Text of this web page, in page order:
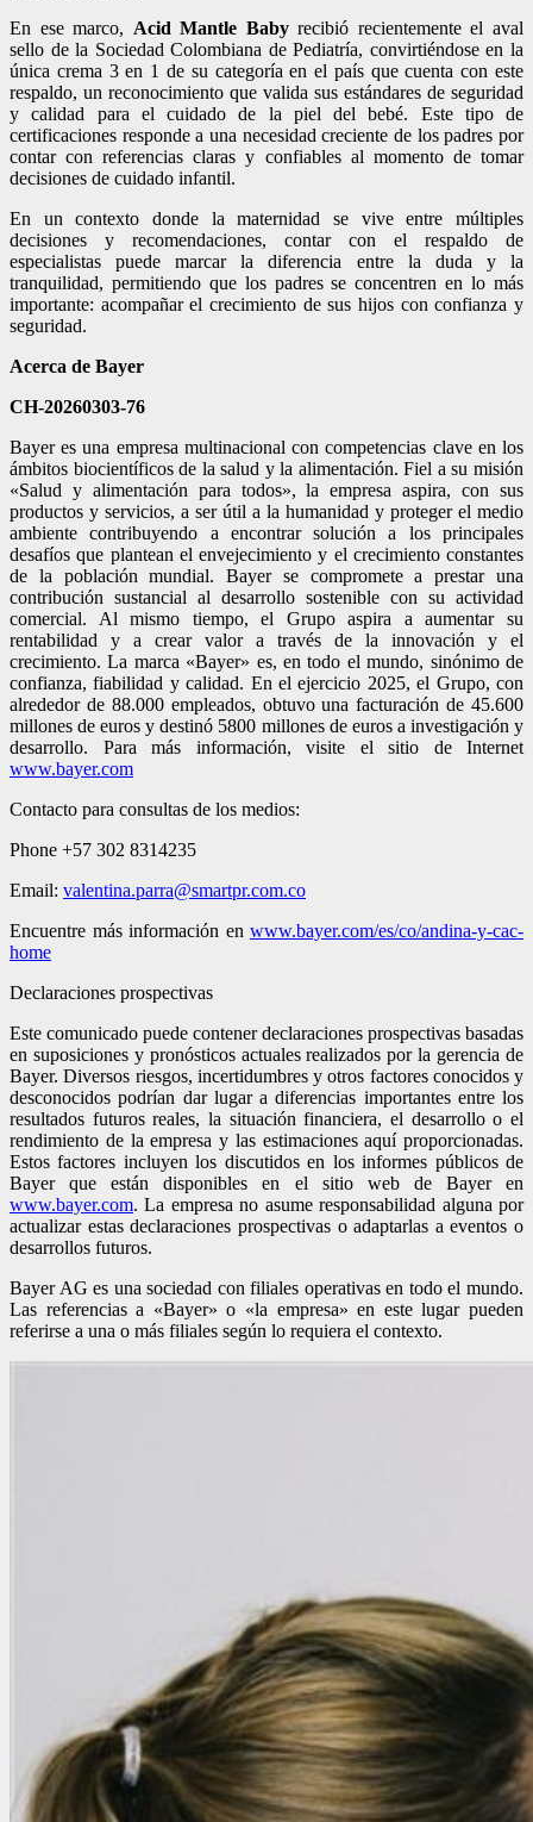
En ese marco, Acid Mantle Babyrecibió recientemente el aval
sello de la Sociedad Colombiana de Pediatría, convirtiéndose en la
única crema 3 en 1 de su categoría en el país que cuenta con este
respaldo, un reconocimiento que valida sus estándares de seguridad
y calidad para el cuidado de la piel del bebé. Este tipo de
certificaciones responde a una necesidad creciente de los padres por
contar con referencias claras y confiables al momento de tomar
decisiones de cuidado infantil.
En un contexto donde la maternidad se vive entre múltiples
decisiones y recomendaciones, contar con el respaldo de
especialistas puede marcar la diferencia entre la duda y la
tranquilidad, permitiendo que los padres se concentren en lo más
importante: acompañar el crecimiento de sus hijos con confianza y
seguridad.
Acerca de Bayer
CH-20260303-76
Bayer es una empresa multinacional con competencias clave en los
ámbitos biocientíficos de la salud y la alimentación. Fiel a su misión
«Salud y alimentación para todos», la empresa aspira, con sus
productos y servicios, a ser útil a la humanidad y proteger el medio
ambiente contribuyendo a encontrar solución a los principales
desafíos que plantean el envejecimiento y el crecimiento constantes
de la población mundial. Bayer se compromete a prestar una
contribución sustancial al desarrollo sostenible con su actividad
comercial. Al mismo tiempo, el Grupo aspira a aumentar su
rentabilidad y a crear valor a través de la innovación y el
crecimiento. La marca «Bayer» es, en todo el mundo, sinónimo de
confianza, fiabilidad y calidad. En el ejercicio 2025, el Grupo, con
alrededor de 88.000 empleados, obtuvo una facturación de 45.600
millones de euros y destinó 5800 millones de euros a investigación y
desarrollo. Para más información, visite el sitio de Internet
www.bayer.com
Contacto para consultas de los medios:
Phone +57 302 8314235
Email: valentina.parra@smartpr.com.co
Encuentre más información en www.bayer.com/es/co/andina-y-cac-
home
Declaraciones prospectivas
Este comunicado puede contener declaraciones prospectivas basadas
en suposiciones y pronósticos actuales realizados por la gerencia de
Bayer. Diversos riesgos, incertidumbres y otros factores conocidos y
desconocidos podrían dar lugar a diferencias importantes entre los
resultados futuros reales, la situación financiera, el desarrollo o el
rendimiento de la empresa y las estimaciones aquí proporcionadas.
Estos factores incluyen los discutidos en los informes públicos de
Bayer que están disponibles en el sitio web de Bayer en
www.bayer.com. La empresa no asume responsabilidad alguna por
actualizar estas declaraciones prospectivas o adaptarlas a eventos o
desarrollos futuros.
Bayer AG es una sociedad con filiales operativas en todo el mundo.
Las referencias a «Bayer» o «la empresa» en este lugar pueden
referirse a una o más filiales según lo requiera el contexto.